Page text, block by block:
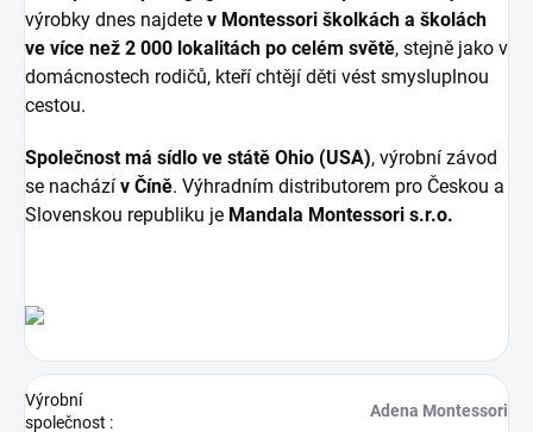
výrobky dnes najdete v Montessori školkách a školách
ve více než 2 000 lokalitách po celém světě, stejně jako v
domácnostech rodičů, kteří chtějí děti vést smysluplnou
cestou.
Společnost má sídlo ve státě Ohio (USA), výrobní závod
se nachází v Číně. Výhradním distributorem pro Českou a
Slovenskou republiku je Mandala Montessori s.r.o.
Výrobní
společnost :
Adena Montessori